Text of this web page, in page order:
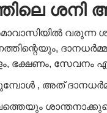
ശനി
വരുന്ന
ഭക്ഷണം, സേവനം
, അത്